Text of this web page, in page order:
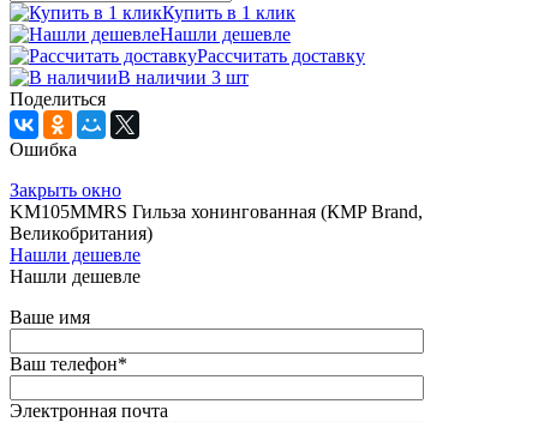
Купить в 1 клик
Нашли дешевле
Рассчитать доставку
В наличии 3 шт
Поделиться
Ошибка
Закрыть окно
KM105MMRS Гильза хонингованная (КMP Brand,
Великобритания)
Нашли дешевле
Нашли дешевле
Ваше имя
Ваш телефон*
Электронная почта